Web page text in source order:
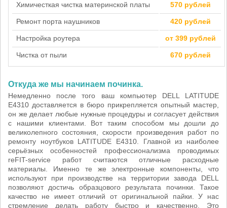
Химичесткая чистка материнской платы 570 рублей
Ремонт порта наушников 420 рублей
Настройка роутера от 399 рублей
Чистка от пыли 670 рублей
Откуда же мы начинаем починка.
Немедленно после того ваш компьютер DELL LATITUDE
E4310 доставляется в бюро прикрепляется опытный мастер,
он же делает любые нужные процедуры и согласует действия
с нашими клиентами. Вот таким способом мы дошли до
великолепного состояния, скорости произведения работ по
ремонту ноутбуков LATITUDE E4310. Главной из наиболее
серьёзных особенностей профессионализма проводимых
reFIT-service работ считаются отличные расходные
материалы. Именно те же электронные компоненты, что
используют при производстве на территории завода DELL
позволяют достичь образцового результата починки. Такое
качество не имеет отличий от оригинальной пайки. У нас
стремление делать работу быстро и качественно. Это